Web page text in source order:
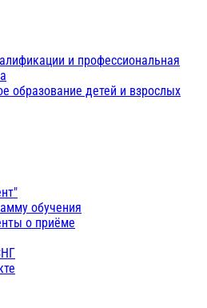
и профессиональная
образование детей и взрослых
обучения
о приёме